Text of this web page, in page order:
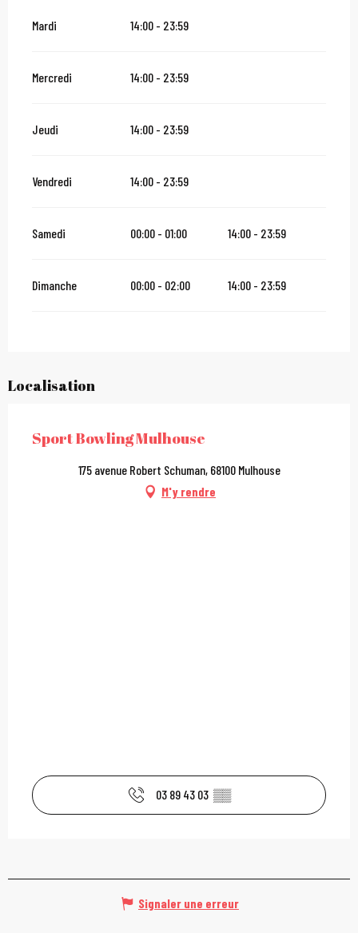
Mardi 14:00 - 23:59
Mercredi 14:00 - 23:59
Jeudi 14:00 - 23:59
Vendredi 14:00 - 23:59
Samedi 00:00 - 01:00 14:00 - 23:59
Dimanche 00:00 - 02:00 14:00 - 23:59
Localisation
Sport Bowling Mulhouse
175 avenue Robert Schuman, 68100 Mulhouse
M'y rendre
03 89 43 03 ▒▒
Signaler une erreur